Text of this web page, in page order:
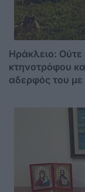
Ηράκλειο: Ούτε
κτηνοτρόφου
αδερφός του